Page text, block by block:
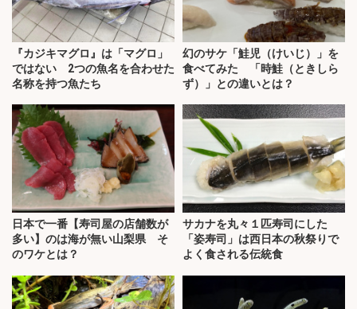
『カジキマグロ』は「マグロ」
ではない 2つの魚名を合わせた
名称を持つ魚たち
幻のサケ「鮭児（けいじ）」を
食べてみた 「時鮭（ときしら
ず）」との違いとは？
日本で一番【寿司屋の店舗数が
多い】のは海が無い山梨県 そ
のワケとは？
サカナを丸々１匹寿司にした
「姿寿司」は西日本の秋祭りで
よく食される伝統食